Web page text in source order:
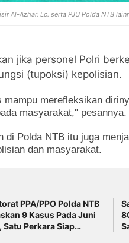
Al-Azhar, Lc. serta PJU Polda NTB
jika personel Polri
(tupoksi) kepolisian.
merefleksikan
masyarakat," pesannya.
Polda NTB itu juga
dan masyarakat.
PPA/PPO Polda NTB
9 Kasus Pada Juni
Satu Perkara Siap